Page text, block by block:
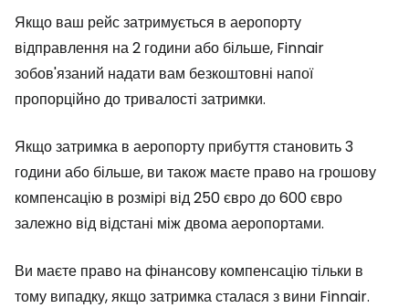
Якщо ваш рейс затримується в аеропорту
відправлення на 2 години або більше, Finnair
зобов'язаний надати вам безкоштовні напої
пропорційно до тривалості затримки.
Якщо затримка в аеропорту прибуття становить 3
години або більше, ви також маєте право на грошову
компенсацію в розмірі від 250 євро до 600 євро
залежно від відстані між двома аеропортами.
Ви маєте право на фінансову компенсацію тільки в
тому випадку, якщо затримка сталася з вини Finnair.